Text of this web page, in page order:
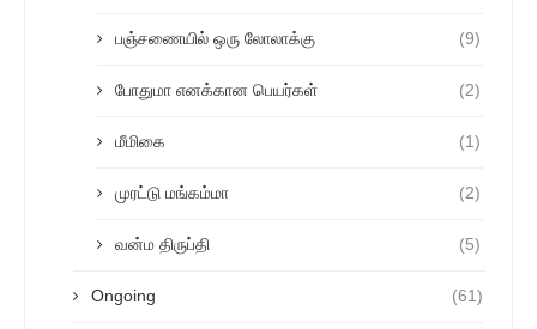
பஞ்சணையில் ஒரு லோலாக்கு (9)
போதுமா எனக்கான பெயர்கள் (2)
மீமிகை (1)
முரட்டு மங்கம்மா (2)
வன்ம திருப்தி (5)
Ongoing (61)